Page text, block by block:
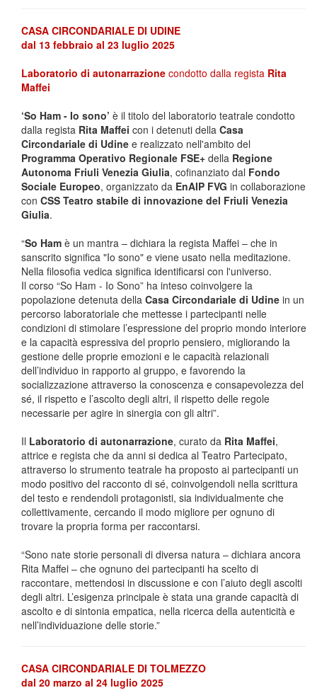
CASA CIRCONDARIALE DI UDINE
dal 13 febbraio al 23 luglio 2025
Laboratorio di autonarrazione condotto dalla regista Rita
Maffei
‘So Ham - Io sono’ è il titolo del laboratorio teatrale condotto
dalla regista Rita Maffei con i detenuti della Casa
Circondariale di Udine e realizzato nell'ambito del
Programma Operativo Regionale FSE+ della Regione
Autonoma Friuli Venezia Giulia, cofinanziato dal Fondo
Sociale Europeo, organizzato da EnAIP FVG in collaborazione
con CSS Teatro stabile di innovazione del Friuli Venezia
Giulia.
“So Ham è un mantra – dichiara la regista Maffei – che in
sanscrito significa "Io sono" e viene usato nella meditazione.
Nella filosofia vedica significa identificarsi con l'universo.
Il corso “So Ham - Io Sono” ha inteso coinvolgere la
popolazione detenuta della Casa Circondariale di Udine in un
percorso laboratoriale che mettesse i partecipanti nelle
condizioni di stimolare l’espressione del proprio mondo interiore
e la capacità espressiva del proprio pensiero, migliorando la
gestione delle proprie emozioni e le capacità relazionali
dell’individuo in rapporto al gruppo, e favorendo la
socializzazione attraverso la conoscenza e consapevolezza del
sé, il rispetto e l’ascolto degli altri, il rispetto delle regole
necessarie per agire in sinergia con gli altri”.
Il Laboratorio di autonarrazione, curato da Rita Maffei,
attrice e regista che da anni si dedica al Teatro Partecipato,
attraverso lo strumento teatrale ha proposto ai partecipanti un
modo positivo del racconto di sé, coinvolgendoli nella scrittura
del testo e rendendoli protagonisti, sia individualmente che
collettivamente, cercando il modo migliore per ognuno di
trovare la propria forma per raccontarsi.
“Sono nate storie personali di diversa natura – dichiara ancora
Rita Maffei – che ognuno dei partecipanti ha scelto di
raccontare, mettendosi in discussione e con l’aiuto degli ascolti
degli altri. L’esigenza principale è stata una grande capacità di
ascolto e di sintonia empatica, nella ricerca della autenticità e
nell’individuazione delle storie.”
CASA CIRCONDARIALE DI TOLMEZZO
dal 20 marzo al 24 luglio 2025